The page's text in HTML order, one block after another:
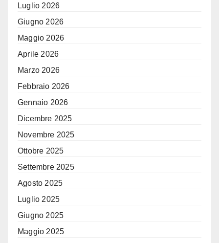
Luglio 2026
Giugno 2026
Maggio 2026
Aprile 2026
Marzo 2026
Febbraio 2026
Gennaio 2026
Dicembre 2025
Novembre 2025
Ottobre 2025
Settembre 2025
Agosto 2025
Luglio 2025
Giugno 2025
Maggio 2025